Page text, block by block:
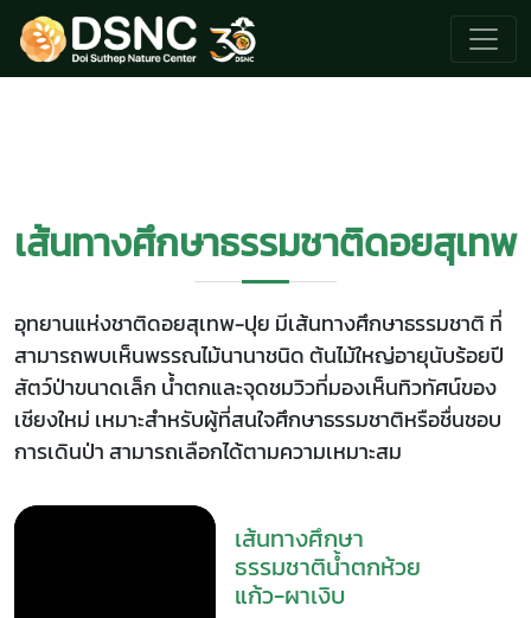
เส้นทางศึกษาธรรมชาติดอยสุเทพ
อุทยานแห่งชาติดอยสุเทพ-ปุย มีเส้นทางศึกษาธรรมชาติ ที่
สามารถพบเห็นพรรณไม้นานาชนิด ต้นไม้ใหญ่อายุนับร้อยปี
สัตว์ป่าขนาดเล็ก น้ำตกและจุดชมวิวที่มองเห็นทิวทัศน์ของ
เชียงใหม่ เหมาะสำหรับผู้ที่สนใจศึกษาธรรมชาติหรือชื่นชอบ
การเดินป่า สามารถเลือกได้ตามความเหมาะสม
เส้นทางศึกษา
ธรรมชาติน้ำตกห้วย
แก้ว-ผาเงิบ